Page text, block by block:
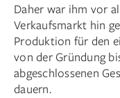
Daher war ihm vor
Verkaufsmarkt hin
Produktion für den
von der Gründung
abgeschlossenen
dauern.